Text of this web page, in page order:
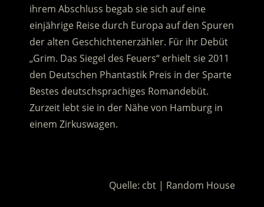
ihrem Abschluss begab sie sich auf eine
einjährige Reise durch Europa auf den Spuren
der alten Geschichtenerzähler. Für ihr Debüt
„Grim. Das Siegel des Feuers“ erhielt sie 2011
den Deutschen Phantastik Preis in der Sparte
Bestes deutschsprachiges Romandebüt.
Zurzeit lebt sie in der Nähe von Hamburg in
einem Zirkuswagen.
Quelle: cbt | Random House